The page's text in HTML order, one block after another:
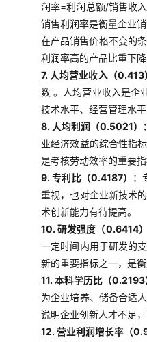
润率=利润总额/销售收
销售利润率是衡量企业
在产品销售价格不变的
利润率高的产品比重下
7. 人均营业收入（0.413
数 。人均营业收入是企
技术水平、经营管理水
8. 人均利润（0.5021）：
业经济效益的综合性指
是考核劳动效率的重要
9. 专利比（0.4187）：
重视，也对企业新技术
术创新能力有待提高。
10. 研发强度（0.6414）
一定时间内用于研发的
新的重要指标之一，是
11. 本科学历比（0.2193
为企业培养、储备合适
说明企业创新人才不足
12. 营业利润增长率（